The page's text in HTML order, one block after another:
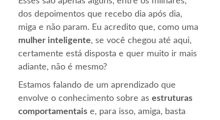
dos depoimentos que recebo dia após dia,
miga e não param. Eu acredito que, como uma
mulher inteligente, se você chegou até aqui,
certamente está disposta e quer muito ir mais
adiante, não é mesmo?
Estamos falando de um aprendizado que
envolve o conhecimento sobre asestruturas
comportamentais e, para isso, amiga, basta